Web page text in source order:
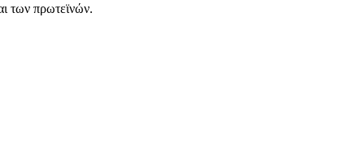
των πρωτεϊνών.